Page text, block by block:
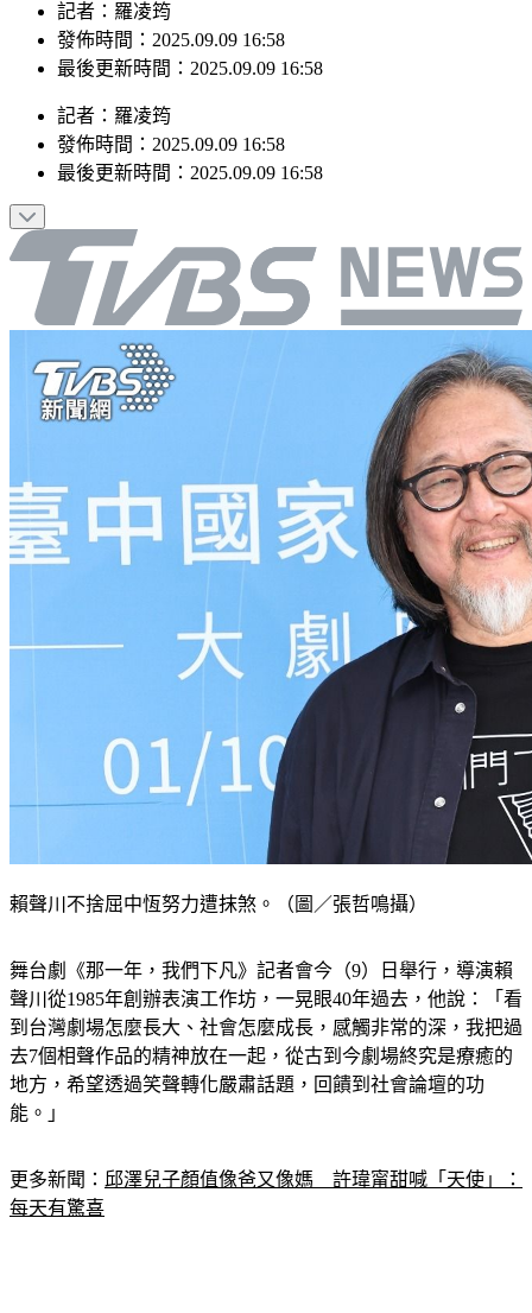
發佈時間：2025.09.09 16:58
最後更新時間：2025.09.09 16:58
發佈時間：2025.09.09 16:58
最後更新時間：2025.09.09 16:58
聲川從1985年創辦表演工作坊，一晃眼40年過去，他說：「看
到台灣劇場怎麼長大、社會怎麼成長，感觸非常的深，我把過
去7個相聲作品的精神放在一起，從古到今劇場終究是療癒的
地方，希望透過笑聲轉化嚴肅話題，回饋到社會論壇的功
能。」
每天有驚喜